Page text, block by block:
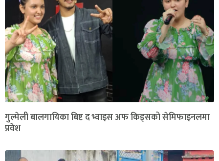
गुल्मेली बालगायिका बिष्ट द भ्वाइस अफ किड्सको सेमिफाइनलमा
प्रवेश